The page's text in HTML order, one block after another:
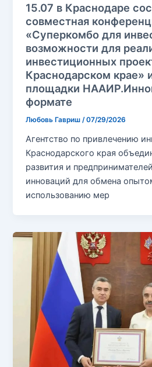
15.07 в Краснодаре
совместная
«Суперкомбо для
возможности для
инвестиционных
Краснодарском крае»
площадки
формате
Любовь Гавриш/07/29/2026
Агентство по привлечению
Краснодарского края
развития и
инноваций для обмена
использованию мер